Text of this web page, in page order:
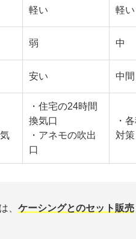
軽い 軽い
弱 中
安い 中間
・住宅の24時間
換気口
・アネモの吹出
口
・
対策
、ケーシングとのセット販売